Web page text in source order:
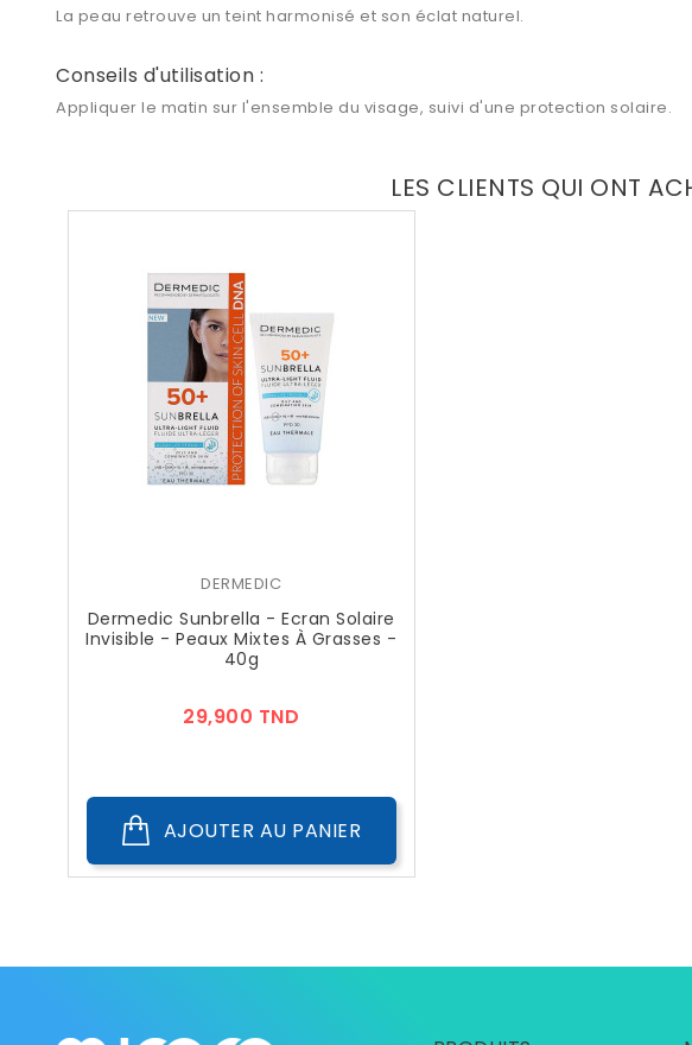
La peau retrouve un teint harmonisé et son éclat naturel.
Conseils d'utilisation :
Appliquer le matin sur l'ensemble du visage, suivi d'une protection solaire.
LES CLIENTS QUI ONT
DERMEDIC
Dermedic Sunbrella - Ecran Solaire
Invisible - Peaux Mixtes À Grasses -
40g
29,900 TND
AJOUTER AU PANIER